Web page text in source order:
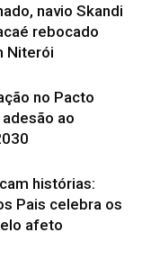
navio Skandi
rebocado
Niterói
no Pacto
ao
histórias:
Pais celebra os
afeto